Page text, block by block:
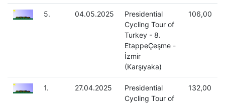
5. 04.05.2025
Presidential
Cycling Tour of
Turkey - 8.
EtappeÇeşme -
İzmir
(Karşıyaka)
106,00
1. 27.04.2025
Presidential
Cycling Tour of
132,00